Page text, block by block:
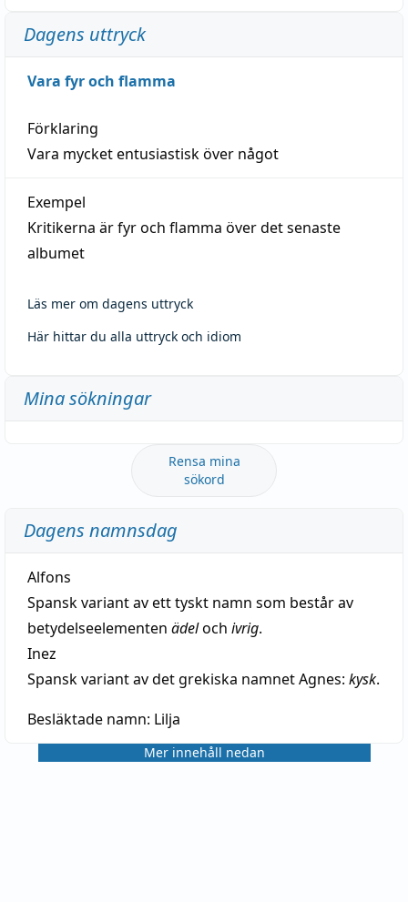
Dagens uttryck
Vara fyr och flamma
Förklaring
Vara mycket entusiastisk över något
Exempel
Kritikerna är fyr och flamma över det senaste
albumet
Läs mer om dagens uttryck
Här hittar du alla uttryck och idiom
Mina sökningar
Rensa mina
sökord
Dagens namnsdag
Alfons
Spansk variant av ett tyskt namn som består av
betydelseelementen ädeloch ivrig.
Inez
Spansk variant av det grekiska namnet Agnes: kysk.
Besläktade namn: Lilja
Mer innehåll nedan